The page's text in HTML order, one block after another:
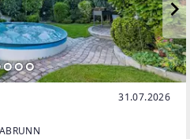
31.07.2026